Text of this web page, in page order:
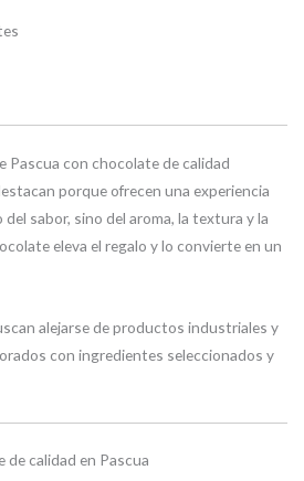
Pascua con chocolate de calidad
porque ofrecen una experiencia
sabor, sino del aroma, la textura y la
eleva el regalo y lo convierte en un
alejarse de productos industriales y
con ingredientes seleccionados y
de calidad en Pascua